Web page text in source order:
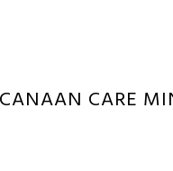
CARE